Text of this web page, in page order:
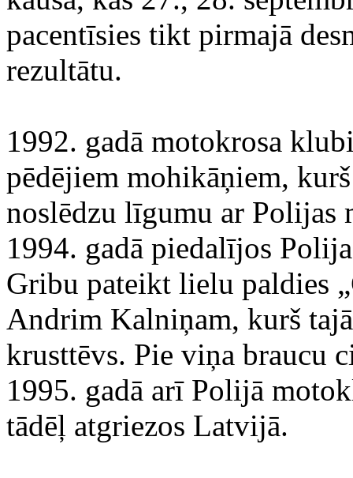
pacentīsies tikt pirmajā
rezultātu.
1992. gadā motokrosa
pēdējiem mohikāņiem,
noslēdzu līgumu ar
1994. gadā piedalījos
Gribu pateikt lielu paldies
Andrim Kalniņam, kurš
krusttēvs. Pie viņa braucu
1995. gadā arī Polijā
tādēļ atgriezos Latvijā.